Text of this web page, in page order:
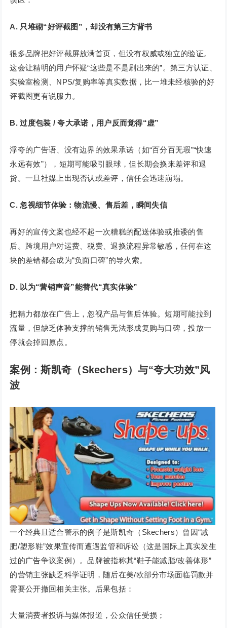
A. 只堆砌“好评截图”，却没有第三方背书
很多品牌把好评截屏放满首页，但没有权威或独立的验证。
这会让精明的用户怀疑“这些是不是刷出来的”。第三方认证、
实验室检测、NPS/复购率等真实数据，比一堆未经核验的好
评截图更有说服力。
B. 过度包装 / 夸大承诺，用户反而觉得“虚”
浮夸的广告语、没有边界的效果承诺（如“百分百无瑕”“快速
永远有效”），短期可能吸引眼球，但长期会换来差评和退
货。一旦社媒上出现否认或差评，信任会迅速崩塌。
C. 忽视细节体验：物流慢、售后差，瞬间失信
再好的宣传文案也经不起一次糟糕的配送体验或推诿的售
后。跨境用户对运费、税费、退换流程异常敏感，任何在这
块的差错都会成为“负面口碑”的导火索。
D. 以为“营销声音”能替代“真实体验”
把精力都放在广告上，忽视产品与售后体验。短期可能拉到
流量，但缺乏体验支撑的销售无法形成复购与口碑，投放一
停就会掉回原点。
案例：斯凯奇（Skechers）与“夸大功效”风
波
一个经典且适合警示的例子是斯凯奇（Skechers）曾因“减
肥/塑形鞋”效果宣传而遭遇监管和诉讼（这是国际上真实发生
过的广告争议案例）。品牌被指称其“鞋子能减脂/改善体形”
的营销主张缺乏科学证明，随后在美/欧部分市场面临罚款并
需要公开撤回相关主张。后果包括：
大量消费者投诉与媒体报道，公众信任受损；